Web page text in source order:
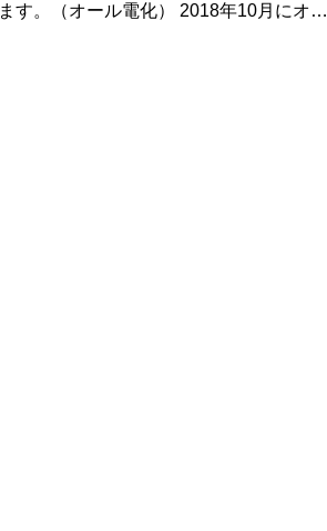
ます。（オール電化） 2018年10月にオ…